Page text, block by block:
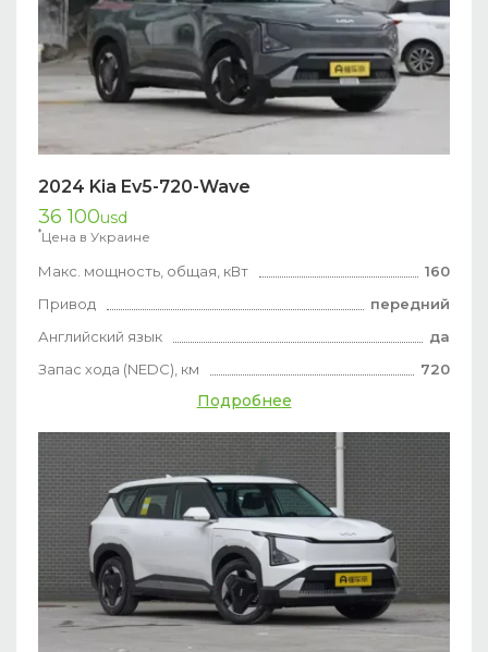
2024 Kia Ev5-720-Wave
36 100usd
*Цена в Украине
Макс. мощность, общая, кВт
160
Привод
передний
Английский язык
да
Запас хода (NEDC), км
720
Подробнее